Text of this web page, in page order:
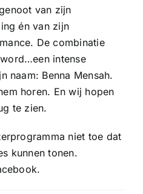
van zijn
én van zijn
De combinatie
intense
naam: Benna Mensah.
horen. En wij hopen
te zien.
niet toe dat
kunnen tonen.